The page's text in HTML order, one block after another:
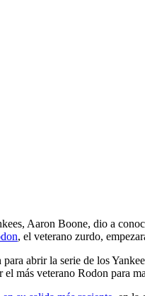
Aaron Boone, dio a
, el veterano zurdo,
abrir la serie de los
más veterano Rodon para